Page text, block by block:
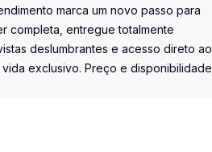
marca um novo passo para
completa, entregue totalmente
deslumbrantes e acesso direto ao
exclusivo. Preço e disponibilidade